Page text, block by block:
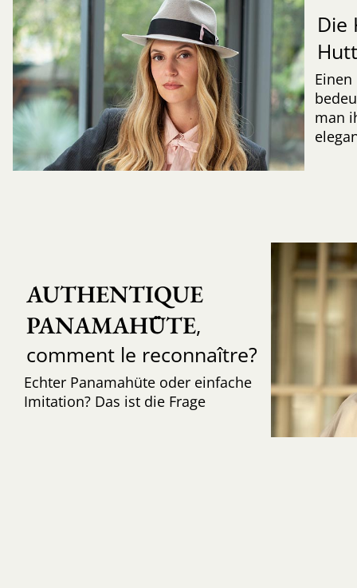
Die
man
AUTHENTIQUE
PANAMAHÜTE,
comment le reconnaître?
Echter Panamahüte oder einfache
Imitation? Das ist die Frage